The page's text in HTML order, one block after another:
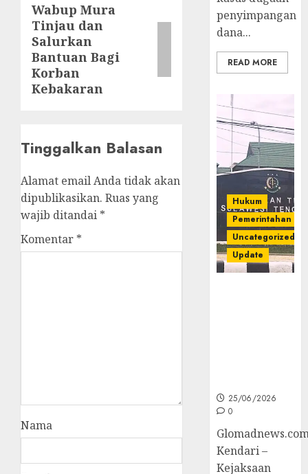
Next
post:
Wabup Mura
Tinjau dan
Salurkan
Bantuan Bagi
Korban
Kebakaran
Tinggalkan Balasan
Alamat email Anda tidak akan
dipublikasikan. Ruas yang
wajib ditandai *
Komentar *
Nama
penyimpangan
dana...
READ MORE
Hukum
Pemerintahan
Uncategorized
Update
25/06/2026
0
Kendari –
Kejaksaan